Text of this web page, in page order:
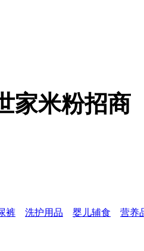
家米粉招商
裤 洗护用品 婴儿辅食 营养